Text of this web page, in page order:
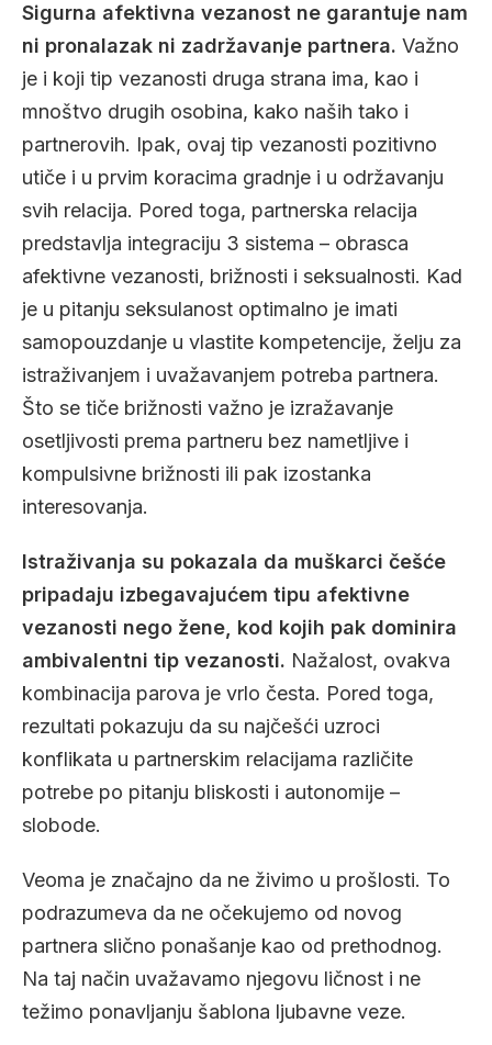
Sigurna afektivna vezanost ne garantuje nam
ni pronalazak ni zadržavanje partnera. Važno
je i koji tip vezanosti druga strana ima, kao i
mnoštvo drugih osobina, kako naših tako i
partnerovih. Ipak, ovaj tip vezanosti pozitivno
utiče i u prvim koracima gradnje i u održavanju
svih relacija. Pored toga, partnerska relacija
predstavlja integraciju 3 sistema – obrasca
afektivne vezanosti, brižnosti i seksualnosti. Kad
je u pitanju seksulanost optimalno je imati
samopouzdanje u vlastite kompetencije, želju za
istraživanjem i uvažavanjem potreba partnera.
Što se tiče brižnosti važno je izražavanje
osetljivosti prema partneru bez nametljive i
kompulsivne brižnosti ili pak izostanka
interesovanja.
Istraživanja su pokazala da muškarci češće
pripadaju izbegavajućem tipu afektivne
vezanosti nego žene, kod kojih pak dominira
ambivalentni tip vezanosti. Nažalost, ovakva
kombinacija parova je vrlo česta. Pored toga,
rezultati pokazuju da su najčešći uzroci
konflikata u partnerskim relacijama različite
potrebe po pitanju bliskosti i autonomije –
slobode.
Veoma je značajno da ne živimo u prošlosti. To
podrazumeva da ne očekujemo od novog
partnera slično ponašanje kao od prethodnog.
Na taj način uvažavamo njegovu ličnost i ne
težimo ponavljanju šablona ljubavne veze.